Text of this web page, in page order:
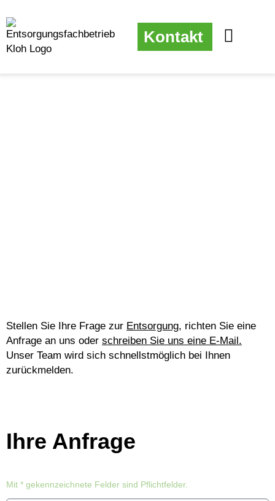
Kontakt
Stellen Sie Ihre Frage zur Entsorgung, richten Sie eine
Anfrage an uns oder schreiben Sie uns eine E-Mail.
Unser Team wird sich schnellstmöglich bei Ihnen
zurückmelden.
Ihre Anfrage
Mit * gekennzeichnete Felder sind Pflichtfelder.